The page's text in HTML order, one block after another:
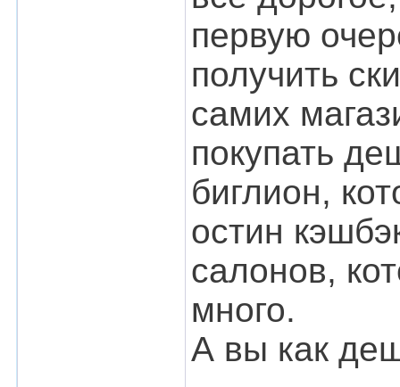
первую
получить
самих
покупать
биглион,
остин
салонов,
много.
А вы как